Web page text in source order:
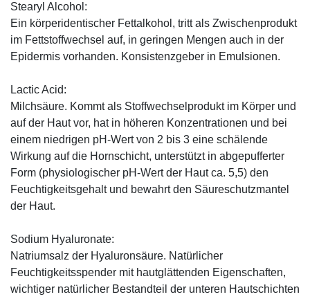
Stearyl Alcohol:
Ein körperidentischer Fettalkohol, tritt als Zwischenprodukt
im Fettstoffwechsel auf, in geringen Mengen auch in der
Epidermis vorhanden. Konsistenzgeber in Emulsionen.
Lactic Acid:
Milchsäure. Kommt als Stoffwechselprodukt im Körper und
auf der Haut vor, hat in höheren Konzentrationen und bei
einem niedrigen pH-Wert von 2 bis 3 eine schälende
Wirkung auf die Hornschicht, unterstützt in abgepufferter
Form (physiologischer pH-Wert der Haut ca. 5,5) den
Feuchtigkeitsgehalt und bewahrt den Säureschutzmantel
der Haut.
Sodium Hyaluronate:
Natriumsalz der Hyaluronsäure. Natürlicher
Feuchtigkeitsspender mit hautglättenden Eigenschaften,
wichtiger natürlicher Bestandteil der unteren Hautschichten